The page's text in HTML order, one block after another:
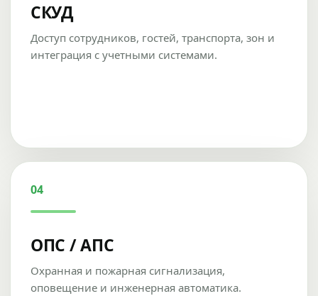
СКУД
Доступ сотрудников, гостей, транспорта, зон и
интеграция с учетными системами.
04
ОПС / АПС
Охранная и пожарная сигнализация,
оповещение и инженерная автоматика.